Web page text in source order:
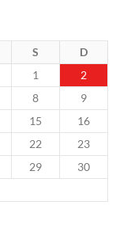
S
D
1
2
8
9
15
16
22
23
29
30